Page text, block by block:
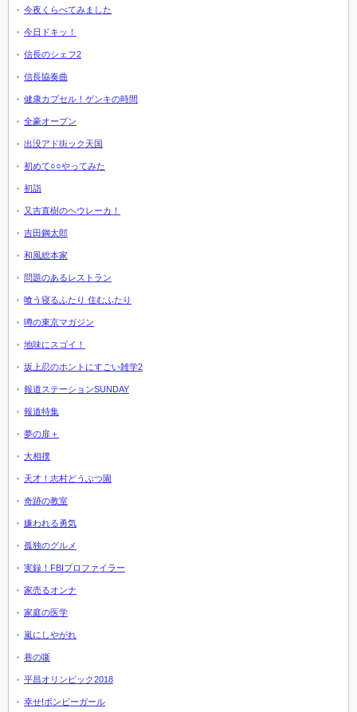
今夜くらべてみました
今日ドキッ！
信長のシェフ2
信長協奏曲
健康カプセル！ゲンキの時間
全豪オープン
出没アド街ック天国
初めて○○やってみた
初詣
又吉直樹のヘウレーカ！
吉田鋼太郎
和風総本家
問題のあるレストラン
喰う寝るふたり 住むふたり
噂の東京マガジン
地味にスゴイ！
坂上忍のホントにすごい雑学2
報道ステーションSUNDAY
報道特集
夢の扉＋
大相撲
天才！志村どうぶつ園
奇跡の教室
嫌われる勇気
孤独のグルメ
実録！FBIプロファイラー
家売るオンナ
家庭の医学
嵐にしやがれ
巷の噺
平昌オリンピック2018
幸せ!ボンビーガール